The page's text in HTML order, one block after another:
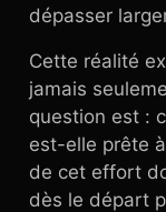
dépasser
Cette réalité
jamais
question est :
est-elle prête
de cet effort
dès le départ